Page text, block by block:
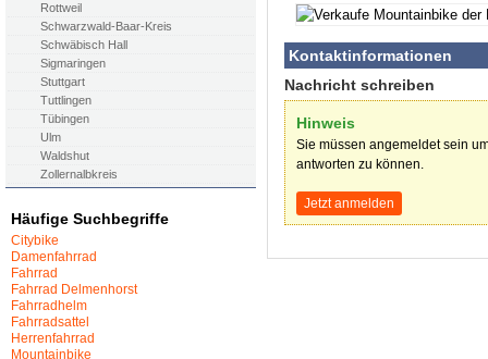
Rottweil
Schwarzwald-Baar-Kreis
Schwäbisch Hall
Sigmaringen
Stuttgart
Tuttlingen
Tübingen
Ulm
Waldshut
Zollernalbkreis
Häufige Suchbegriffe
Citybike
Damenfahrrad
Fahrrad
Fahrrad Delmenhorst
Fahrradhelm
Fahrradsattel
Herrenfahrrad
Mountainbike
Kontaktinformationen
Nachricht schreiben
Hinweis
Sie müssen angemeldet sein
antworten zu können.
Jetzt anmelden